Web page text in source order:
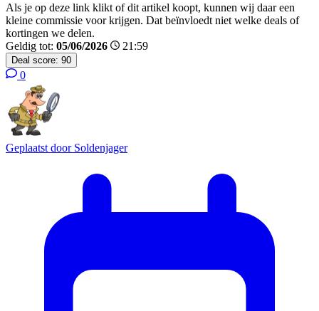
Als je op deze link klikt of dit artikel koopt, kunnen wij daar een
kleine commissie voor krijgen. Dat beïnvloedt niet welke deals of
kortingen we delen.
Geldig tot: 05/06/2026 21:59
Deal score: 90
0
Geplaatst door Soldenjager